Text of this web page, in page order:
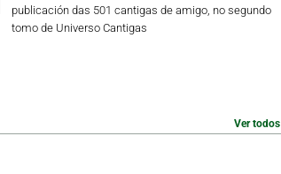
publicación das 501 cantigas de amigo, no segundo
tomo de Universo Cantigas
Ver todos